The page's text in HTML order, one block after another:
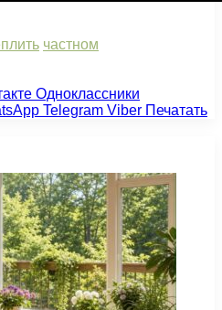
частном
Одноклассники
Telegram Viber Печатать